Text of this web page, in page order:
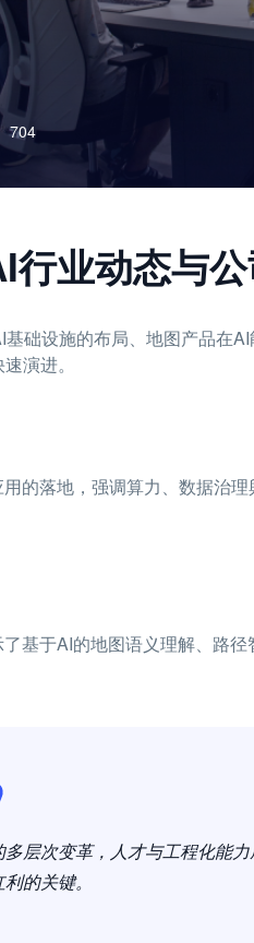
704
业动态与
础设施的布局、地图产品在
演进。
的落地，强调算力、数据治
基于AI的地图语义理解、路
层次变革，人才与工程化能力
的关键。